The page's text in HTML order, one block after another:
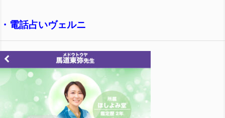
・ 電話占いヴェルニ